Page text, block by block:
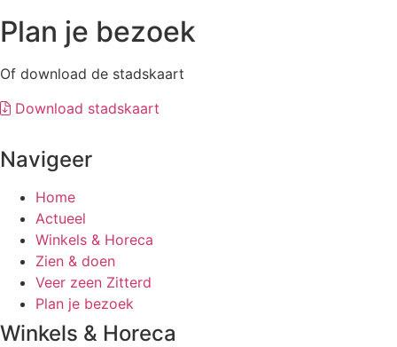
Plan je bezoek
Of download de stadskaart
Download stadskaart
Navigeer
Home
Actueel
Winkels & Horeca
Zien & doen
Veer zeen Zitterd
Plan je bezoek
Winkels & Horeca